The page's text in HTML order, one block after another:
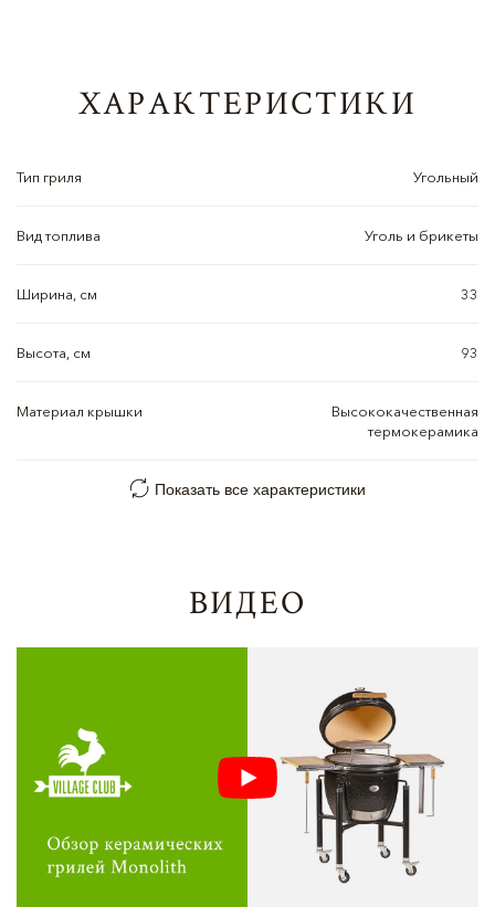
ХАРАКТЕРИСТИКИ
Тип гриля Угольный
Вид топлива Уголь и брикеты
Ширина, см 33
Высота, см 93
Материал крышки
Высококачественная
термокерамика
Показать все характеристики
ВИДЕО